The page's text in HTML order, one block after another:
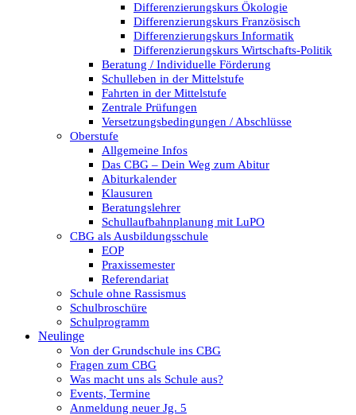
Differenzierungskurs Ökologie
Differenzierungskurs Französisch
Differenzierungskurs Informatik
Differenzierungskurs Wirtschafts-Politik
Beratung / Individuelle Förderung
Schulleben in der Mittelstufe
Fahrten in der Mittelstufe
Zentrale Prüfungen
Versetzungsbedingungen / Abschlüsse
Oberstufe
Allgemeine Infos
Das CBG – Dein Weg zum Abitur
Abiturkalender
Klausuren
Beratungslehrer
Schullaufbahnplanung mit LuPO
CBG als Ausbildungsschule
EOP
Praxissemester
Referendariat
Schule ohne Rassismus
Schulbroschüre
Schulprogramm
Neulinge
Von der Grundschule ins CBG
Fragen zum CBG
Was macht uns als Schule aus?
Events, Termine
Anmeldung neuer Jg. 5